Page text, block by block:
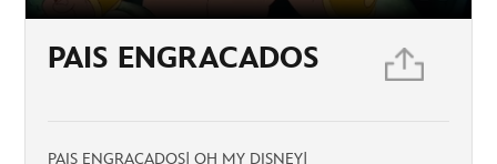
PAIS ENGRACADOS
PAIS ENGRACADOS| OH MY DISNEY|